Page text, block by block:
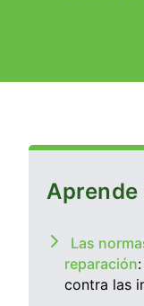
Aprende
Las
reparación
contra las